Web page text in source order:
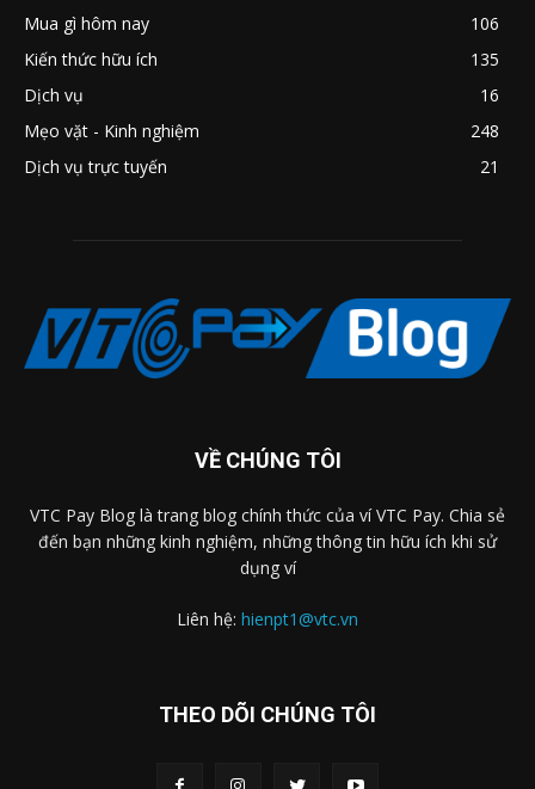
Mua gì hôm nay
106
Kiến thức hữu ích
135
Dịch vụ
16
Mẹo vặt - Kinh nghiệm
248
Dịch vụ trực tuyến
21
VỀ CHÚNG TÔI
VTC Pay Blog là trang blog chính thức của ví VTC Pay. Chia sẻ
đến bạn những kinh nghiệm, những thông tin hữu ích khi sử
dụng ví
Liên hệ: hienpt1@vtc.vn
THEO DÕI CHÚNG TÔI